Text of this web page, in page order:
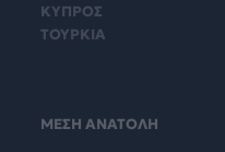
ΚΥΠΡΟΣ
ΤΟΥΡΚΙΑ
ΜΕΣΗ ΑΝΑΤΟΛΗ